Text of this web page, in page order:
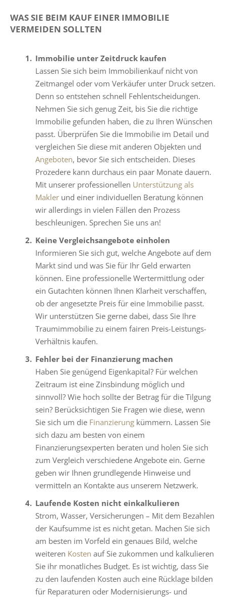
WAS SIE BEIM KAUF EINER IMMOBILIE
VERMEIDEN SOLLTEN
Immobilie unter Zeitdruck kaufen
Lassen Sie sich beim Immobilienkauf nicht von
Zeitmangel oder vom Verkäufer unter Druck setzen.
Denn so entstehen schnell Fehlentscheidungen.
Nehmen Sie sich genug Zeit, bis Sie die richtige
Immobilie gefunden haben, die zu Ihren Wünschen
passt. Überprüfen Sie die Immobilie im Detail und
vergleichen Sie diese mit anderen Objekten und
Angeboten, bevor Sie sich entscheiden. Dieses
Prozedere kann durchaus ein paar Monate dauern.
Mit unserer professionellen Unterstützung als
Makler und einer individuellen Beratung können
wir allerdings in vielen Fällen den Prozess
beschleunigen. Sprechen Sie uns an!
Keine Vergleichsangebote einholen
Informieren Sie sich gut, welche Angebote auf dem
Markt sind und was Sie für Ihr Geld erwarten
können. Eine professionelle Wertermittlung oder
ein Gutachten können Ihnen Klarheit verschaffen,
ob der angesetzte Preis für eine Immobilie passt.
Wir unterstützen Sie gerne dabei, dass Sie Ihre
Traumimmobilie zu einem fairen Preis-Leistungs-
Verhältnis kaufen.
Fehler bei der Finanzierung machen
Haben Sie genügend Eigenkapital? Für welchen
Zeitraum ist eine Zinsbindung möglich und
sinnvoll? Wie hoch sollte der Betrag für die Tilgung
sein? Berücksichtigen Sie Fragen wie diese, wenn
Sie sich um die Finanzierung kümmern. Lassen Sie
sich dazu am besten von einem
Finanzierungsexperten beraten und holen Sie sich
zum Vergleich verschiedene Angebote ein. Gerne
geben wir Ihnen grundlegende Hinweise und
vermitteln an Kontakte aus unserem Netzwerk.
Laufende Kosten nicht einkalkulieren
Strom, Wasser, Versicherungen – Mit dem Bezahlen
der Kaufsumme ist es nicht getan. Machen Sie sich
am besten im Vorfeld ein genaues Bild, welche
weiteren Kosten auf Sie zukommen und kalkulieren
Sie ihr monatliches Budget. Es ist wichtig, dass Sie
zu den laufenden Kosten auch eine Rücklage bilden
für Reparaturen oder Modernisierungs- und